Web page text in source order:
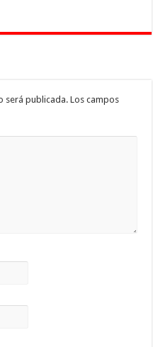
será publicada. Los campos